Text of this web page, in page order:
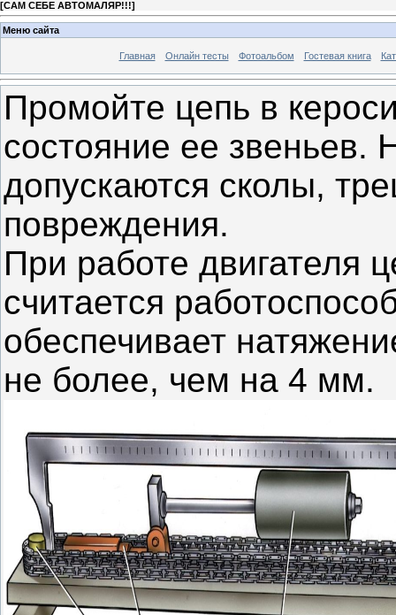
[САМ СЕБЕ АВТОМАЛЯР!!!]
Меню сайта
Главная Онлайн тесты Фотоальбом Гостевая книга
Промойте цепь в
состояние ее звеньев.
допускаются сколы,
повреждения.
При работе двигателя
считается
обеспечивает
не более, чем на 4 мм.